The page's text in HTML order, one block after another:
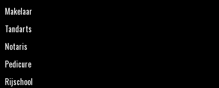
Makelaar
Tandarts
Notaris
Pedicure
Rijschool